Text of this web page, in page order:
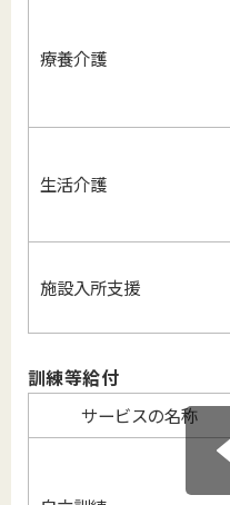
療養介護
生活介護
施設入所支援
訓練等給付
サービスの名称